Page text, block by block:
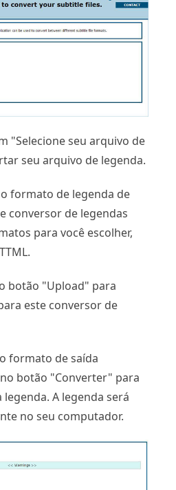
"Selecione seu arquivo de
seu arquivo de legenda.
formato de legenda de
conversor de legendas
para você escolher,
botão "Upload" para
este conversor de
formato de saída
botão "Converter" para
A legenda será
no seu computador.